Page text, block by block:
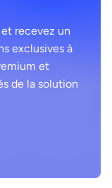
recevez un
exclusives à
et
de la solution